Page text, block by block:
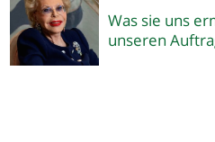
Was sie uns
unseren